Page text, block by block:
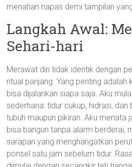
menahan napas demi tampilan
Langkah Awal:
Sehari-hari
Merawat diri tidak identik dengan
ritual panjang. Yang penting adalah
bisa dijalankan siapa saja. Aku
sederhana: tidur cukup, hidrasi,
tubuh maupun pikiran. Aku menata
bisa bangun tanpa alarm berderai,
sarapan yang menghangatkan
ponsel satu jam sebelum tidur.